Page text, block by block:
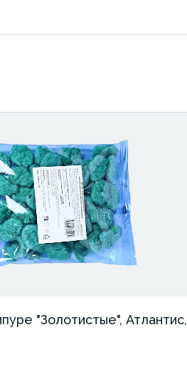
"Золотистые", Атлантис,